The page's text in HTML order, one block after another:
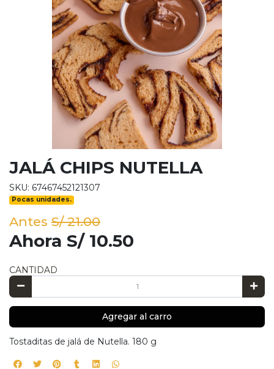
JALÁ CHIPS NUTELLA
SKU: 67467452121307
Pocas unidades.
Antes S/ 21.00
Ahora S/ 10.50
CANTIDAD
Agregar al carro
Tostaditas de jalá de Nutella. 180 g